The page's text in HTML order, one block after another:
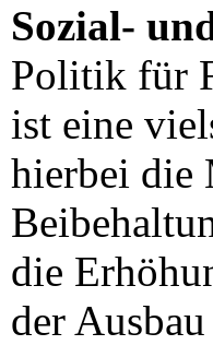
Sozial-
Politik für
ist eine
hierbei die
die
der